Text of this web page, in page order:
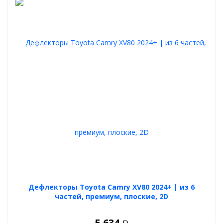
Для чего нужны эти премиальные 2D дефлекторы окон?
на парковке в жару можно приоткрыть окна, чтобы не
было парилки в авто, при этом открытые окна не видны
Дефлекторы Toyota Camry XV80 2024+ | из 6
частей, премиум, плоские, 2D